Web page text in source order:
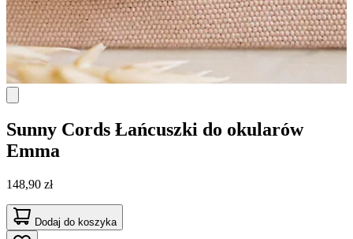
Sunny Cords Łańcuszki do okularów
Emma
148,90 zł
Dodaj do koszyka